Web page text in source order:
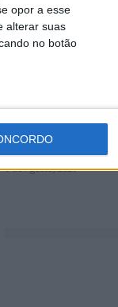
opor a esse
alterar suas
no botão
VI Festival
Novela Negra
por Idanha-a-
6 de Agosto, 2026